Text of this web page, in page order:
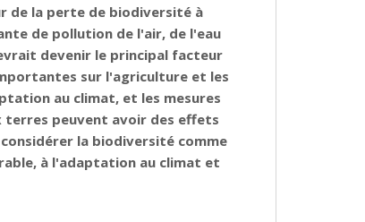
de la perte de biodiversité à
de pollution de l'air, de l'eau
devenir le principal facteur
sur l'agriculture et les
au climat, et les mesures
peuvent avoir des effets
la biodiversité comme
à l'adaptation au climat et